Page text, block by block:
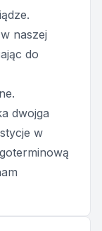
naszej
do
dwojga
w